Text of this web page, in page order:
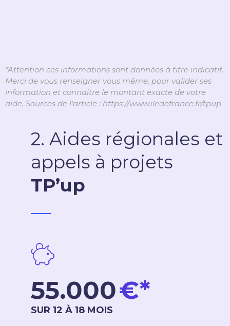
*Attention ces informations sont données à titre indicatif.
Merci de vous renseigner vous même, pour valider ses
information et connaître le montant exacte de votre
aide. Sources de l’article : https://www.iledefrance.fr/tpup
2. Aides régionales et
appels à projets
TP’up
_____
55.000€*
SUR 12 À 18 MOIS